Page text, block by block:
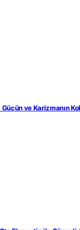
ve Karizmanın